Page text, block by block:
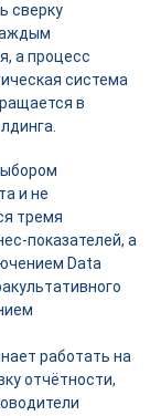
сверку
а процесс
система
в
и не
тремя
показателей, а
Data
работать на
отчётности,